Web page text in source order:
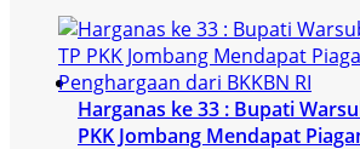
Harganas ke 33 : Bupati
PKK Jombang Mendapat